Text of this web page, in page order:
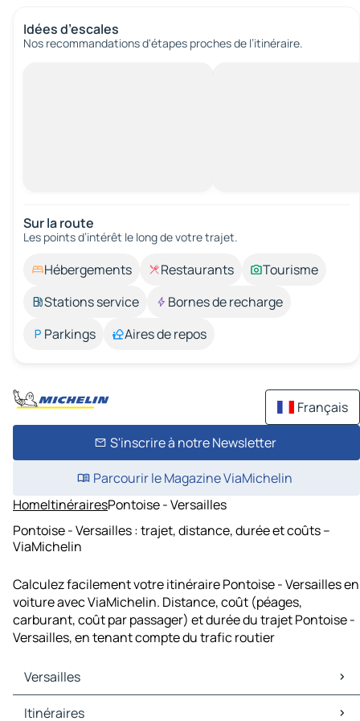
Idées d’escales
Nos recommandations d'étapes proches de l’itinéraire.
Sur la route
Les points d’intérêt le long de votre trajet.
Hébergements Restaurants
Tourisme
Stations service
Bornes de recharge
Parkings
Aires de repos
Français
S'inscrire à notre Newsletter
Parcourir le Magazine ViaMichelin
HomeItinérairesPontoise - Versailles
Pontoise - Versailles : trajet, distance, durée et coûts –
ViaMichelin
Calculez facilement votre itinéraire Pontoise - Versailles en
voiture avec ViaMichelin. Distance, coût (péages,
carburant, coût par passager) et durée du trajet Pontoise -
Versailles, en tenant compte du trafic routier
Versailles
Versailles Cartes et plans
Itinéraires